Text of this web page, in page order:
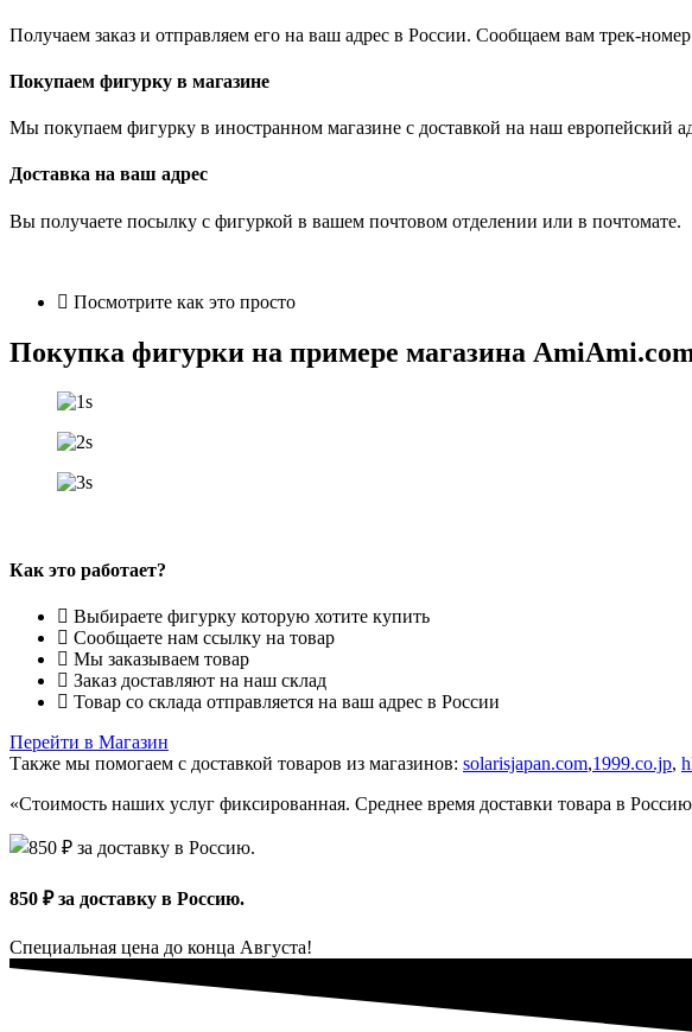
Получаем заказ и отправляем его на ваш адрес в России. Сообщаем вам трек-
Покупаем фигурку в магазине
Мы покупаем фигурку в иностранном магазине с доставкой на наш европейский
Доставка на ваш адрес
Вы получаете посылку с фигуркой в вашем почтовом отделении или в почтомате.
Посмотрите как это просто
Покупка фигурки на примере магазина
Как это работает?
Выбираете фигурку которую хотите купить
Сообщаете нам ссылку на товар
Мы заказываем товар
Заказ доставляют на наш склад
Товар со склада отправляется на ваш адрес в России
Перейти в Магазин
Также мы помогаем с доставкой товаров из магазинов: solarisjapan.com,1999.co.jp,
«Стоимость наших услуг фиксированная. Среднее время доставки товара в
850 ₽ за доставку в Россию.
Специальная цена до конца Августа!